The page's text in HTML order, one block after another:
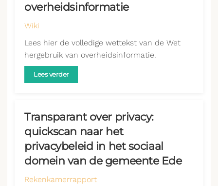
overheidsinformatie
Wiki
Lees hier de volledige wettekst van de Wet
hergebruik van overheidsinformatie.
Lees verder
Transparant over privacy:
quickscan naar het
privacybeleid in het sociaal
domein van de gemeente Ede
Rekenkamerrapport